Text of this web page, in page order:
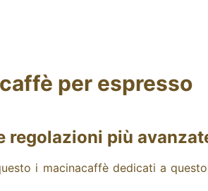
per espresso
regolazioni più
i macinacaffè dedicati a